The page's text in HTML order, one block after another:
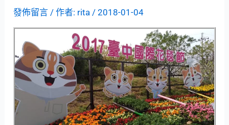
發佈留言 / 作者: rita /2018-01-04